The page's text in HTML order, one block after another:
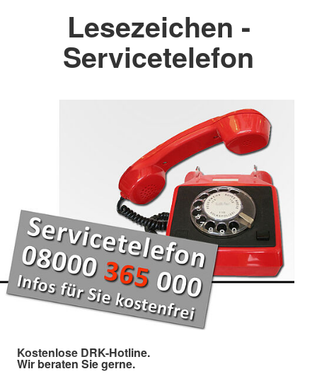
Lesezeichen -
Servicetelefon
Kostenlose DRK-Hotline.
Wir beraten Sie gerne.